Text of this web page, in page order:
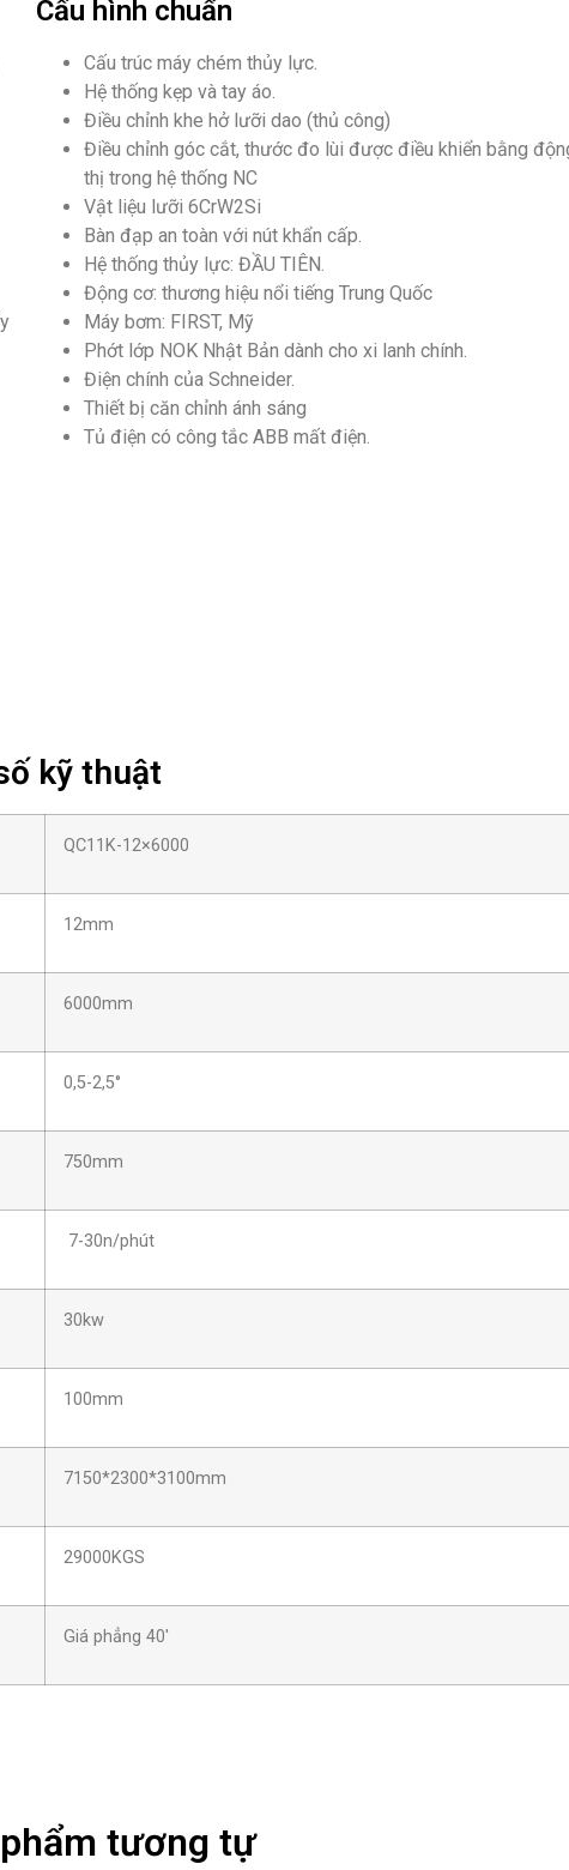
Cấu hình chuẩn
Cấu trúc máy chém thủy lực.
Hệ thống kẹp và tay áo.
Điều chỉnh khe hở lưỡi dao (thủ công)
Điều chỉnh góc cắt, thước đo lùi được điều khiển bằng
thị trong hệ thống NC
Vật liệu lưỡi 6CrW2Si
Bàn đạp an toàn với nút khẩn cấp.
Hệ thống thủy lực: ĐẦU TIÊN.
Động cơ: thương hiệu nổi tiếng Trung Quốc
Máy bơm: FIRST, Mỹ
Phớt lớp NOK Nhật Bản dành cho xi lanh chính.
Điện chính của Schneider.
Thiết bị căn chỉnh ánh sáng
Tủ điện có công tắc ABB mất điện.
kỹ thuật
QC11K-12×6000
12mm
6000mm
0,5-2,5°
750mm
7-30n/phút
30kw
100mm
7150*2300*3100mm
29000KGS
Giá phẳng 40'
tương tự